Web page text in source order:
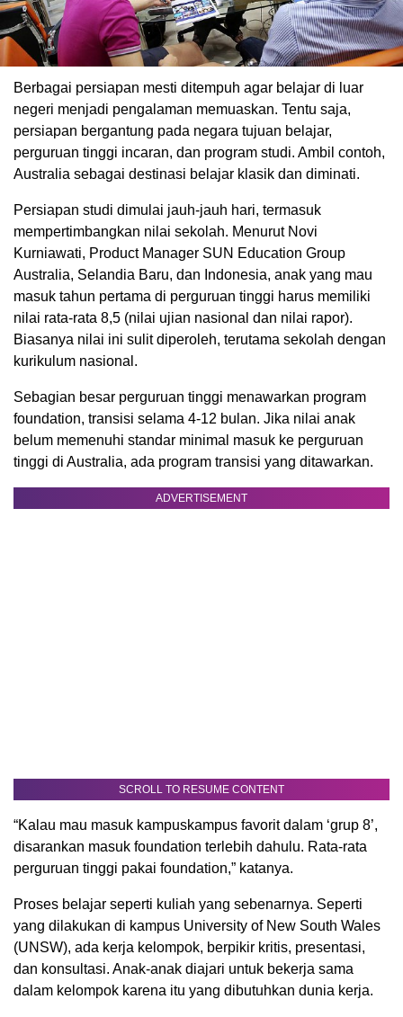
Berbagai persiapan mesti ditempuh agar belajar di luar
negeri menjadi pengalaman memuaskan. Tentu saja,
persiapan bergantung pada negara tujuan belajar,
perguruan tinggi incaran, dan program studi. Ambil contoh,
Australia sebagai destinasi belajar klasik dan diminati.
Persiapan studi dimulai jauh-jauh hari, termasuk
mempertimbangkan nilai sekolah. Menurut Novi
Kurniawati, Product Manager SUN Education Group
Australia, Selandia Baru, dan Indonesia, anak yang mau
masuk tahun pertama di perguruan tinggi harus memiliki
nilai rata-rata 8,5 (nilai ujian nasional dan nilai rapor).
Biasanya nilai ini sulit diperoleh, terutama sekolah dengan
kurikulum nasional.
Sebagian besar perguruan tinggi menawarkan program
foundation, transisi selama 4-12 bulan. Jika nilai anak
belum memenuhi standar minimal masuk ke perguruan
tinggi di Australia, ada program transisi yang ditawarkan.
ADVERTISEMENT
SCROLL TO RESUME CONTENT
“Kalau mau masuk kampuskampus favorit dalam ‘grup 8’,
disarankan masuk foundation terlebih dahulu. Rata-rata
perguruan tinggi pakai foundation,” katanya.
Proses belajar seperti kuliah yang sebenarnya. Seperti
yang dilakukan di kampus University of New South Wales
(UNSW), ada kerja kelompok, berpikir kritis, presentasi,
dan konsultasi. Anak-anak diajari untuk bekerja sama
dalam kelompok karena itu yang dibutuhkan dunia kerja.